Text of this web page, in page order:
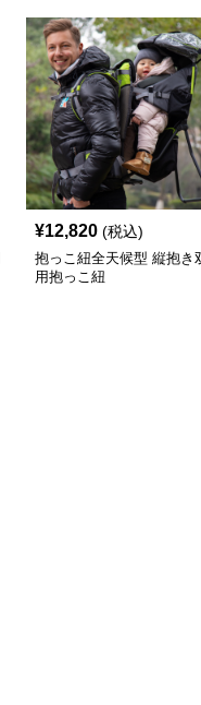
¥12,820 (税込)
抱っこ紐全天候型 縦抱き
用抱っこ紐